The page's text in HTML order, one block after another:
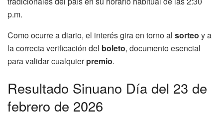
p.m.
Como ocurre a diario, el interés gira en torno al sorteo y a
la correcta verificación del boleto, documento esencial
para validar cualquierpremio.
Resultado Sinuano Día del 23 de
febrero de 2026